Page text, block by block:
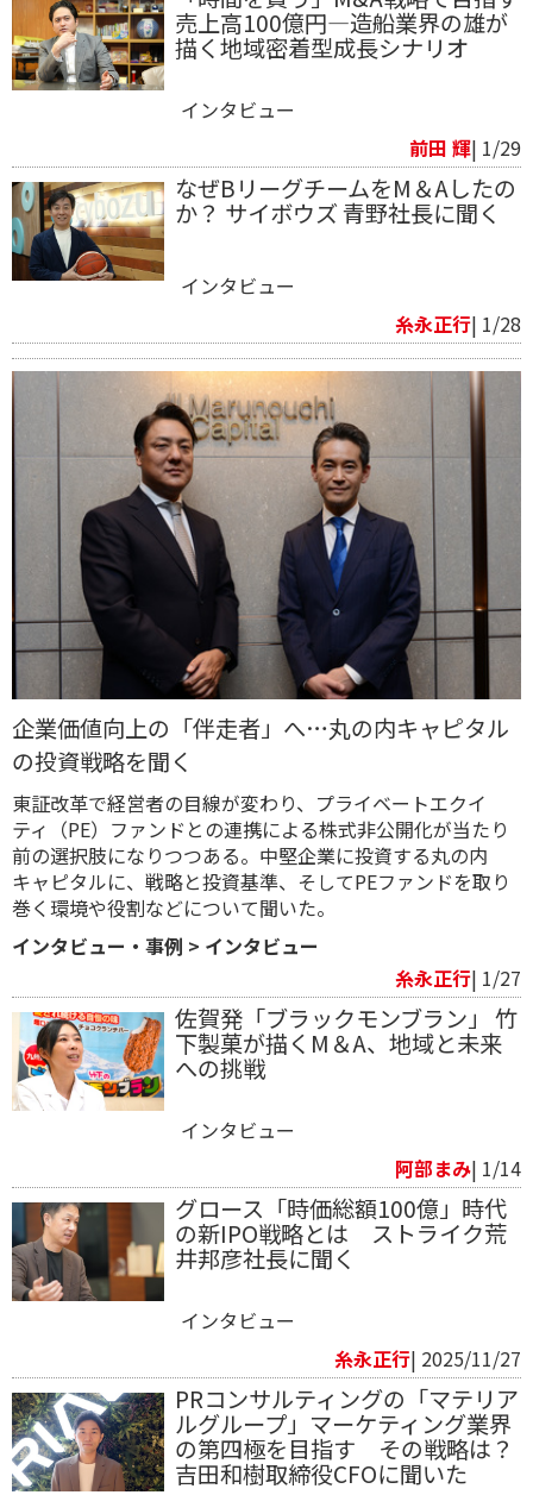
売上高100億円―造船業界の雄が
描く地域密着型成長シナリオ
インタビュー
前田 輝| 1/29
なぜBリーグチームをM＆Aしたの
か？ サイボウズ 青野社長に聞く
インタビュー
糸永正行| 1/28
企業価値向上の「伴走者」へ…丸の内キャピタル
の投資戦略を聞く
東証改革で経営者の目線が変わり、プライベートエクイ
ティ（PE）ファンドとの連携による株式非公開化が当たり
前の選択肢になりつつある。中堅企業に投資する丸の内
キャピタルに、戦略と投資基準、そしてPEファンドを取り
巻く環境や役割などについて聞いた。
インタビュー・事例 > インタビュー
糸永正行| 1/27
佐賀発「ブラックモンブラン」 竹
下製菓が描くM＆A、地域と未来
への挑戦
インタビュー
阿部まみ| 1/14
グロース「時価総額100億」時代
の新IPO戦略とは ストライク荒
井邦彦社長に聞く
インタビュー
糸永正行| 2025/11/27
PRコンサルティングの「マテリア
ルグループ」マーケティング業界
の第四極を目指す その戦略は？
吉田和樹取締役CFOに聞いた